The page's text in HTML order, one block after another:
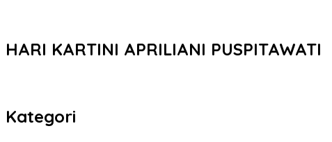
HARI KARTINI APRILIANI PUSPITAWATI
Kategori